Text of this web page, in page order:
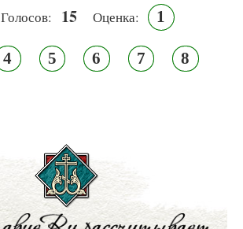
Голосов: 15 Оценка: 1
4 5 6 7 8